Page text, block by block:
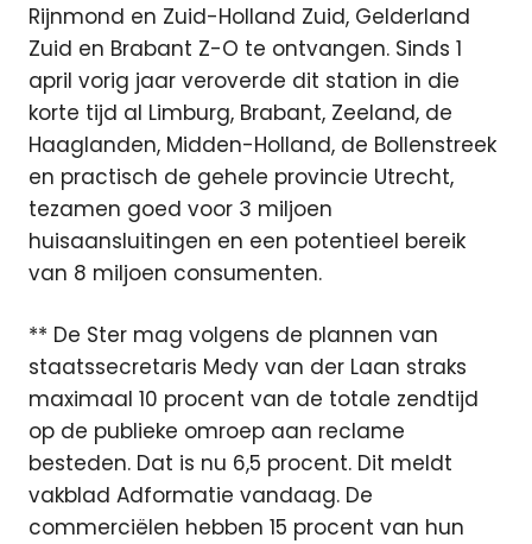
Rijnmond en Zuid-Holland Zuid, Gelderland
Zuid en Brabant Z-O te ontvangen. Sinds 1
april vorig jaar veroverde dit station in die
korte tijd al Limburg, Brabant, Zeeland, de
Haaglanden, Midden-Holland, de Bollenstreek
en practisch de gehele provincie Utrecht,
tezamen goed voor 3 miljoen
huisaansluitingen en een potentieel bereik
van 8 miljoen consumenten.
** De Ster mag volgens de plannen van
staatssecretaris Medy van der Laan straks
maximaal 10 procent van de totale zendtijd
op de publieke omroep aan reclame
besteden. Dat is nu 6,5 procent. Dit meldt
vakblad Adformatie vandaag. De
commerciëlen hebben 15 procent van hun